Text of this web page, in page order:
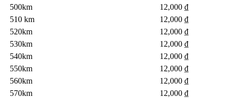
500km
12,000 ₫
510 km
12,000 ₫
520km
12,000 ₫
530km
12,000 ₫
540km
12,000 ₫
550km
12,000 ₫
560km
12,000 ₫
570km
12,000 ₫